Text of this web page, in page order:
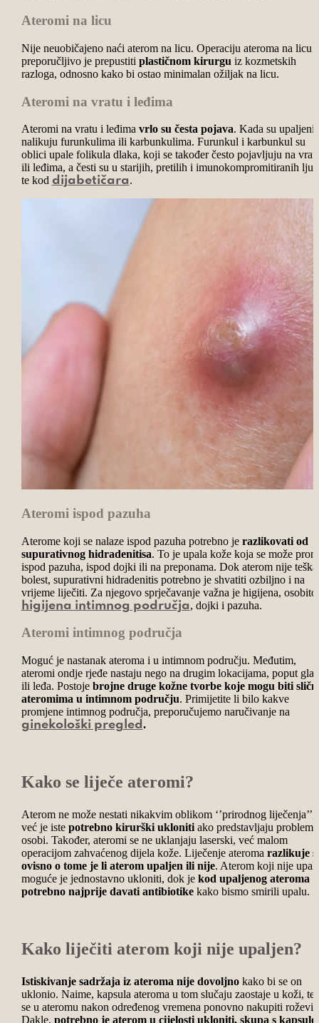
Ateromi na licu
Nije neuobičajeno naći aterom na licu. Operaciju ateroma na licu
preporučljivo je prepustiti plastičnom kirurgu iz kozmetskih
razloga, odnosno kako bi ostao minimalan ožiljak na licu.
Ateromi na vratu i leđima
Ateromi na vratu i leđima vrlo su česta pojava. Kada su upaljeni,
nalikuju furunkulima ili karbunkulima. Furunkul i karbunkul su
oblici upale folikula dlaka, koji se također često pojavljuju na
ili leđima, a česti su u starijih, pretilih i imunokompromitiranih
te kod dijabetičara.
Ateromi ispod pazuha
Aterome koji se nalaze ispod pazuha potrebno je razlikovati od
supurativnog hidradenitisa. To je upala kože koja se može
ispod pazuha, ispod dojki ili na preponama. Dok aterom nije teška
bolest, supurativni hidradenitis potrebno je shvatiti ozbiljno i na
vrijeme liječiti. Za njegovo sprječavanje važna je higijena, osobito
higijena intimnog područja, dojki i pazuha.
Ateromi intimnog područja
Moguć je nastanak ateroma i u intimnom području. Međutim,
ateromi ondje rjeđe nastaju nego na drugim lokacijama, poput
ili leđa. Postoje brojne druge kožne tvorbe koje mogu biti
ateromima u intimnom području. Primijetite li bilo kakve
promjene intimnog područja, preporučujemo naručivanje na
ginekološki pregled .
Kako se liječe ateromi?
Aterom ne može nestati nikakvim oblikom ‘’prirodnog liječenja’’,
već je iste potrebno kirurški uklonitiako predstavljaju problem
osobi. Također, ateromi se ne uklanjaju laserski, već malom
operacijom zahvaćenog dijela kože. Liječenje ateroma razlikuje
ovisno o tome je li aterom upaljen ili nije. Aterom koji nije
moguće je jednostavno ukloniti, dok je kod upaljenog ateroma
potrebno najprije davati antibiotikekako bismo smirili upalu.
Kako liječiti aterom koji nije upaljen?
Istiskivanje sadržaja iz ateroma nije dovoljnokako bi se on
uklonio. Naime, kapsula ateroma u tom slučaju zaostaje u koži, te
se u ateromu nakon određenog vremena ponovno nakupiti
Dakle, potrebno je aterom u cijelosti ukloniti, skupa s